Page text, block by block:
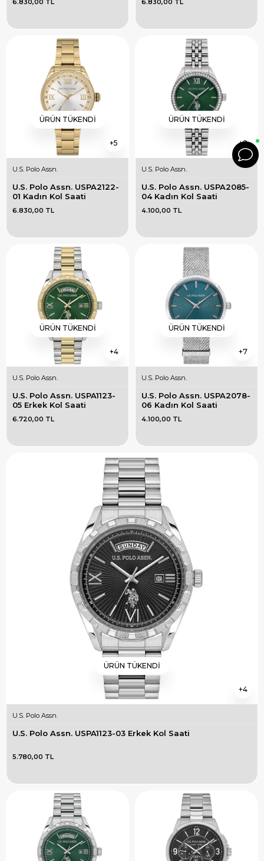
6.830,00 TL 6.830,00 TL
5
ÜRÜN TÜKENDI
U.S. Polo Assn.
U.S. Polo Assn. USPA2122-
01 Kadın Kol Saati
6.830,00 TL
8
ÜRÜN TÜKENDI
U.S. Polo Assn.
U.S. Polo Assn. USPA2085-
04 Kadın Kol Saati
4.100,00 TL
4
ÜRÜN TÜKENDI
U.S. Polo Assn.
U.S. Polo Assn. USPA1123-
05 Erkek Kol Saati
6.720,00 TL
7
ÜRÜN TÜKENDI
U.S. Polo Assn.
U.S. Polo Assn. USPA2078-
06 Kadın Kol Saati
4.100,00 TL
4
ÜRÜN TÜKENDI
U.S. Polo Assn.
U.S. Polo Assn. USPA1123-03 Erkek Kol Saati
5.780,00 TL